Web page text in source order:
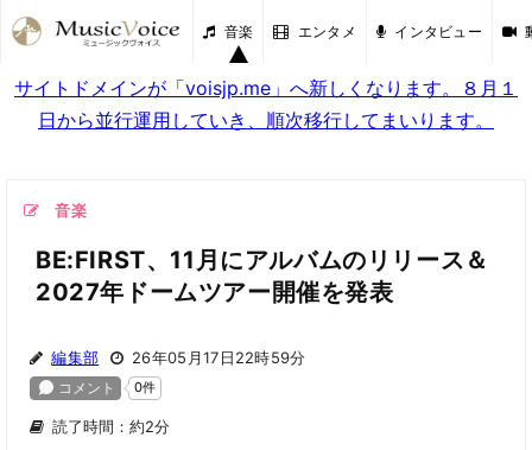
音楽 エンタメ インタビュー
サイトドメインが「voisjp.me」へ新しくなります。８月１
日から並行運用していき、順次移行してまいります。
音楽
BE:FIRST、11月にアルバムのリリース＆
2027年ドームツアー開催を発表
編集部 26年05月17日22時59分
読了時間：約2分